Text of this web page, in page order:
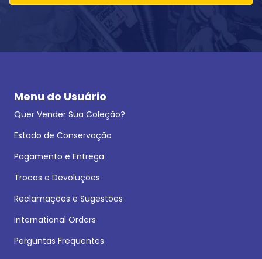
Menu do Usuário
Quer Vender Sua Coleção?
Estado de Conservação
Pagamento e Entrega
Trocas e Devoluções
Reclamações e Sugestões
International Orders
Perguntas Frequentes